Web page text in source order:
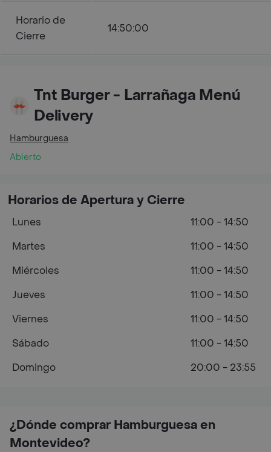
Horario de
Cierre
14:50:00
Tnt Burger - Larrañaga Menú
Delivery
Hamburguesa
Abierto
¿Dónde comprar Hamburguesa en
Montevideo?
Horarios de Apertura y Cierre
Lunes
11:00 - 14:50
Martes
11:00 - 14:50
Miércoles
11:00 - 14:50
Jueves
11:00 - 14:50
Viernes
11:00 - 14:50
Sábado
11:00 - 14:50
Domingo
20:00 - 23:55